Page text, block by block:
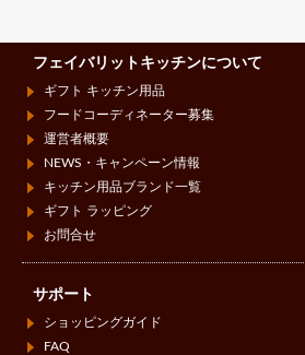
フェイバリットキッチンについて
ギフト キッチン用品
フードコーディネーター募集
運営者概要
NEWS・キャンペーン情報
キッチン用品ブランド一覧
ギフト ラッピング
お問合せ
サポート
ショッピングガイド
FAQ